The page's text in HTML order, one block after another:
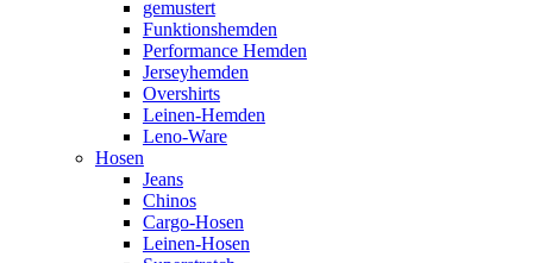
gemustert
Funktionshemden
Performance Hemden
Jerseyhemden
Overshirts
Leinen-Hemden
Leno-Ware
Hosen
Jeans
Chinos
Cargo-Hosen
Leinen-Hosen